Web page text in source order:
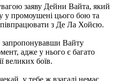
заяву Дейни Вайта, який
у промоушені цього бою та
з Де Ла Хойєю.
запропонувавши Вайту
адже у нього є багато
великих боїв.